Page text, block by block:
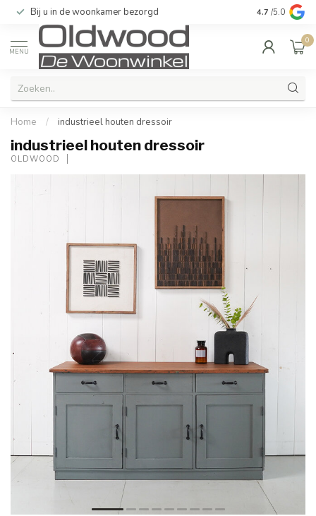
Bij u in de woonkamer bezorgd Kwaliteit &
4.7 /5.0
MENU
0
Home / industrieel houten dressoir
industrieel houten dressoir
OLDWOOD